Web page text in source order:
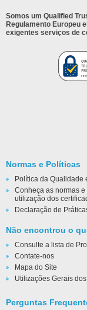
Somos um Qualified
Regulamento Europeu
exigentes serviços de
Normas e Políticas
Política da Qualidade
Conheça as normas
utilização dos
Declaração de
Não encontrou o
Consulte a lista de
Contate-nos
Mapa do Site
Utilizações Gerais
Perguntas